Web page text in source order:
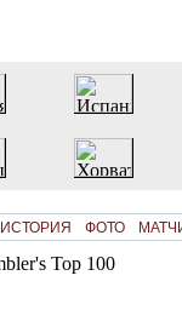
ИСТОРИЯ ФОТО